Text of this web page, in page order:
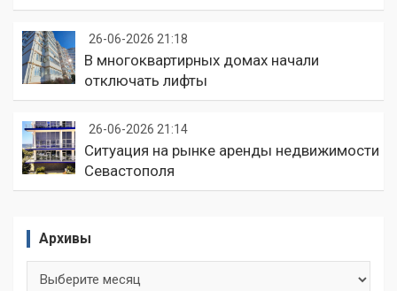
26-06-2026 21:18
В многоквартирных домах начали
отключать лифты
26-06-2026 21:14
Ситуация на рынке аренды недвижимости
Севастополя
Архивы